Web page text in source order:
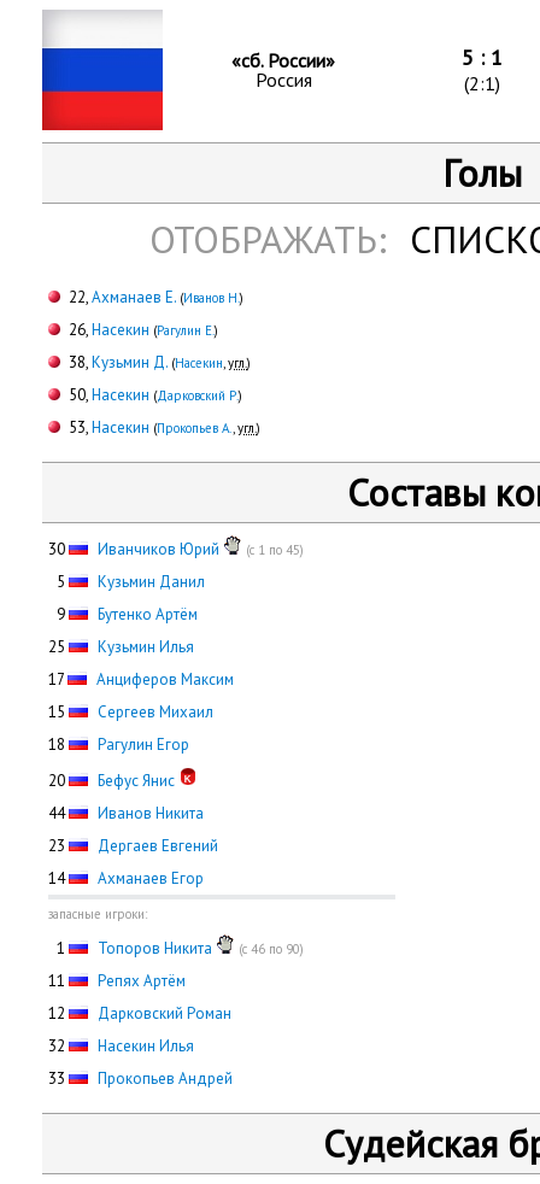
«сб. России»
Россия
5 : 1
(2:1)
Голы
ОТОБРАЖАТЬ:
22,Ахманаев Е. (Иванов Н.)
26,Насекин (Рагулин Е.)
38,Кузьмин Д. (Насекин,угл.)
50,Насекин (Дарковский Р.)
53,Насекин (Прокопьев А.,угл.)
Составы
30 Иванчиков Юрий (с 1 по 45)
5
Кузьмин Данил
9
Бутенко Артём
25
Кузьмин Илья
17
Анциферов Максим
15
Сергеев Михаил
18
Рагулин Егор
20
Бефус Янис
44
Иванов Никита
23
Дергаев Евгений
14
Ахманаев Егор
запасные игроки:
1 Топоров Никита (с 46 по 90)
11
Репях Артём
12
Дарковский Роман
32
Насекин Илья
33
Прокопьев Андрей
Судейская